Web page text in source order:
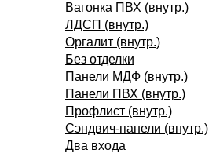
Вагонка ПВХ (внутр.)
ЛДСП (внутр.)
Оргалит (внутр.)
Без отделки
Панели МДФ (внутр.)
Панели ПВХ (внутр.)
Профлист (внутр.)
Сэндвич-панели (внутр.)
Два входа